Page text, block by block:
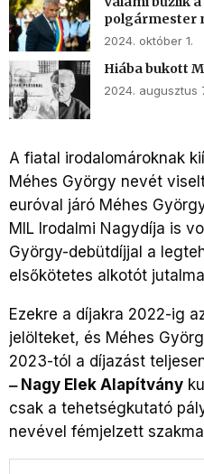
polgármester
2024. október 1.
Hiába bukott
2024. augusztus
A fiatal irodalomároknak
Méhes György nevét
euróval járó Méhes
MIL Irodalmi Nagydíja is
György-debütdíjjal a
elsőkötetes alkotót
Ezekre a díjakra 2022-ig
jelölteket, és Méhes
2023-tól a díjazást
‒ Nagy Elek Alapítvány
csak a tehetségkutató
nevével fémjelzett